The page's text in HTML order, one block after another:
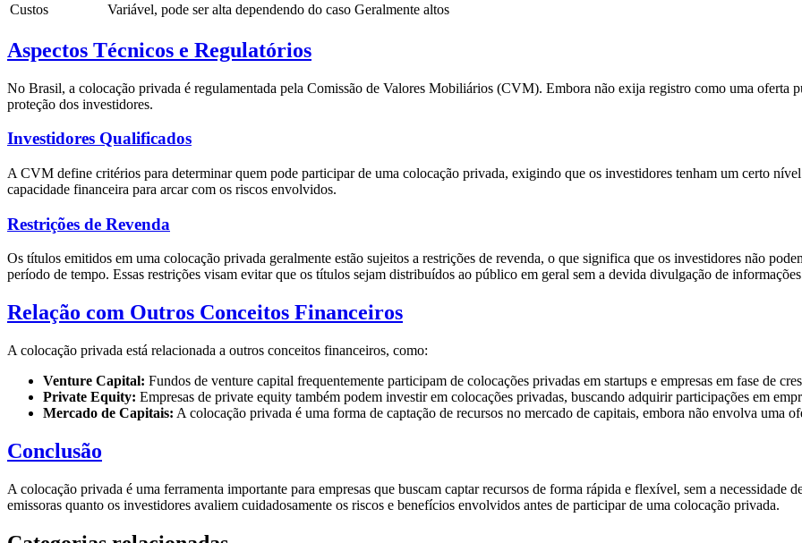
Custos
Variável, pode ser alta dependendo do caso Geralmente altos
Aspectos Técnicos e Regulatórios
No Brasil, a colocação privada é regulamentada pela Comissão de Valores Mobiliários (CVM). Embora não exija registro como uma oferta
proteção dos investidores.
Investidores Qualificados
A CVM define critérios para determinar quem pode participar de uma colocação privada, exigindo que os investidores tenham um certo
capacidade financeira para arcar com os riscos envolvidos.
Restrições de Revenda
Os títulos emitidos em uma colocação privada geralmente estão sujeitos a restrições de revenda, o que significa que os investidores não
período de tempo. Essas restrições visam evitar que os títulos sejam distribuídos ao público em geral sem a devida divulgação de
Relação com Outros Conceitos Financeiros
A colocação privada está relacionada a outros conceitos financeiros, como:
Venture Capital: Fundos de venture capital frequentemente participam de colocações privadas em startups e empresas em fase de
Private Equity: Empresas de private equity também podem investir em colocações privadas, buscando adquirir participações em
Mercado de Capitais: A colocação privada é uma forma de captação de recursos no mercado de capitais, embora não envolva uma
Conclusão
A colocação privada é uma ferramenta importante para empresas que buscam captar recursos de forma rápida e flexível, sem a necessidade
emissoras quanto os investidores avaliem cuidadosamente os riscos e benefícios envolvidos antes de participar de uma colocação privada.